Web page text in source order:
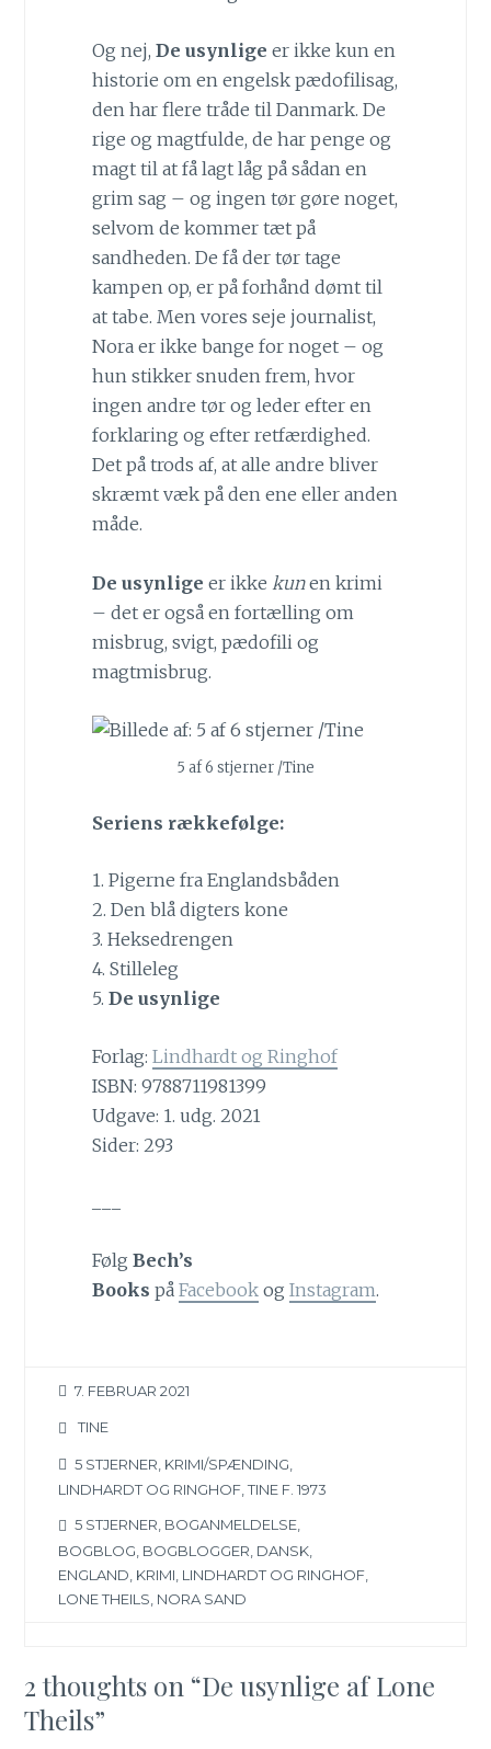
Og nej, De usynlige er ikke kun en
historie om en engelsk pædofilisag,
den har flere tråde til Danmark. De
rige og magtfulde, de har penge og
magt til at få lagt låg på sådan en
grim sag – og ingen tør gøre noget,
selvom de kommer tæt på
sandheden. De få der tør tage
kampen op, er på forhånd dømt til
at tabe. Men vores seje journalist,
Nora er ikke bange for noget – og
hun stikker snuden frem, hvor
ingen andre tør og leder efter en
forklaring og efter retfærdighed.
Det på trods af, at alle andre bliver
skræmt væk på den ene eller anden
måde.
De usynlige er ikke kunen krimi
– det er også en fortælling om
misbrug, svigt, pædofili og
magtmisbrug.
5 af 6 stjerner /Tine
Seriens rækkefølge:
1. Pigerne fra Englandsbåden
2. Den blå digters kone
3. Heksedrengen
4. Stilleleg
5. De usynlige
Forlag: Lindhardt og Ringhof
ISBN: 9788711981399
Udgave: 1. udg. 2021
Sider: 293
Følg Bech’s
Books på Facebookog Instagram.
7. FEBRUAR 2021
TINE
5 STJERNER KRIMI/SPÆNDING
LINDHARDT OG RINGHOF ,TINE F. 1973
5 STJERNER, BOGANMELDELSE,
BOGBLOG BOGBLOGGER DANSK
ENGLAND KRIMI LINDHARDT OG RINGHOF
LONE THEILS NORA SAND
2 thoughts on “De usynlige af Lone
Theils”